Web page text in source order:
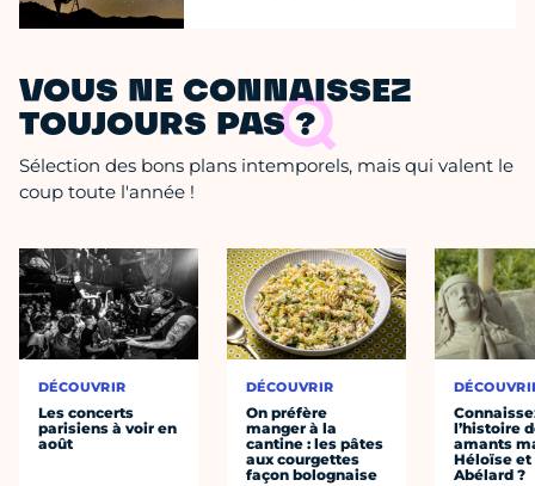
VOUS NE CONNAISSEZ
TOUJOURS PAS ?
Sélection des bons plans intemporels, mais qui valent le
coup toute l'année !
DÉCOUVRIR
Les concerts
parisiens à voir en
août
DÉCOUVRIR
On préfère
manger à la
cantine : les pâtes
aux courgettes
façon bolognaise
l’histoire
amants
Héloïse et
Abélard ?